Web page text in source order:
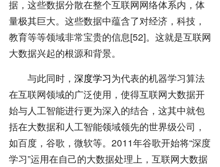
据，这些数据分散在整个互联网网络体系内，体
量极其巨大。这些数据中蕴含了对经济，科技，
教育等等领域非常宝贵的信息[52]。这就是互联网
大数据兴起的根源和背景。
与此同时， 深度学习为代表的机器学习算法
在互联网领域的广泛使用，使得互联网大数据开
始与人工智能进行更为深入的结合，这其中就包
括在大数据和人工智能领域领先的世界级公司，
如百度，谷歌，微软等。2011年谷歌开始将“深度
学习”运用在自己的大数据处理上，互联网大数据